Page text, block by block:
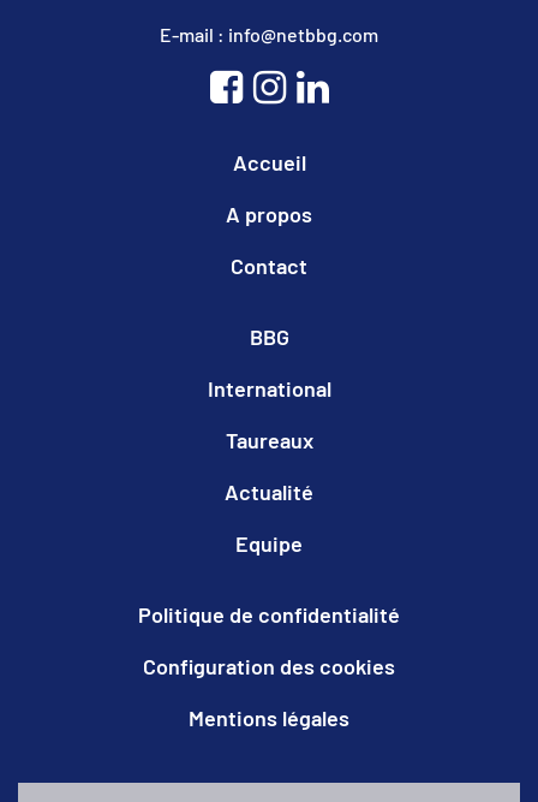
E-mail : info@netbbg.com
Accueil
A propos
Contact
BBG
International
Taureaux
Actualité
Equipe
Politique de confidentialité
Configuration des cookies
Mentions légales